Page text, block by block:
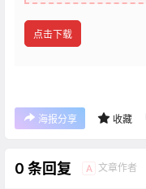
点击下载
海报分享 收藏
0 条回复 A 文章作者